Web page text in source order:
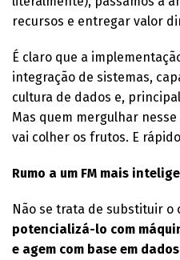
recursos e entregar valor
É claro que a
integração de sistemas,
cultura de dados e,
Mas quem mergulhar
vai colher os frutos. E
Rumo a um FM mais
Não se trata de substituir
potencializá-lo com
e agem com base em